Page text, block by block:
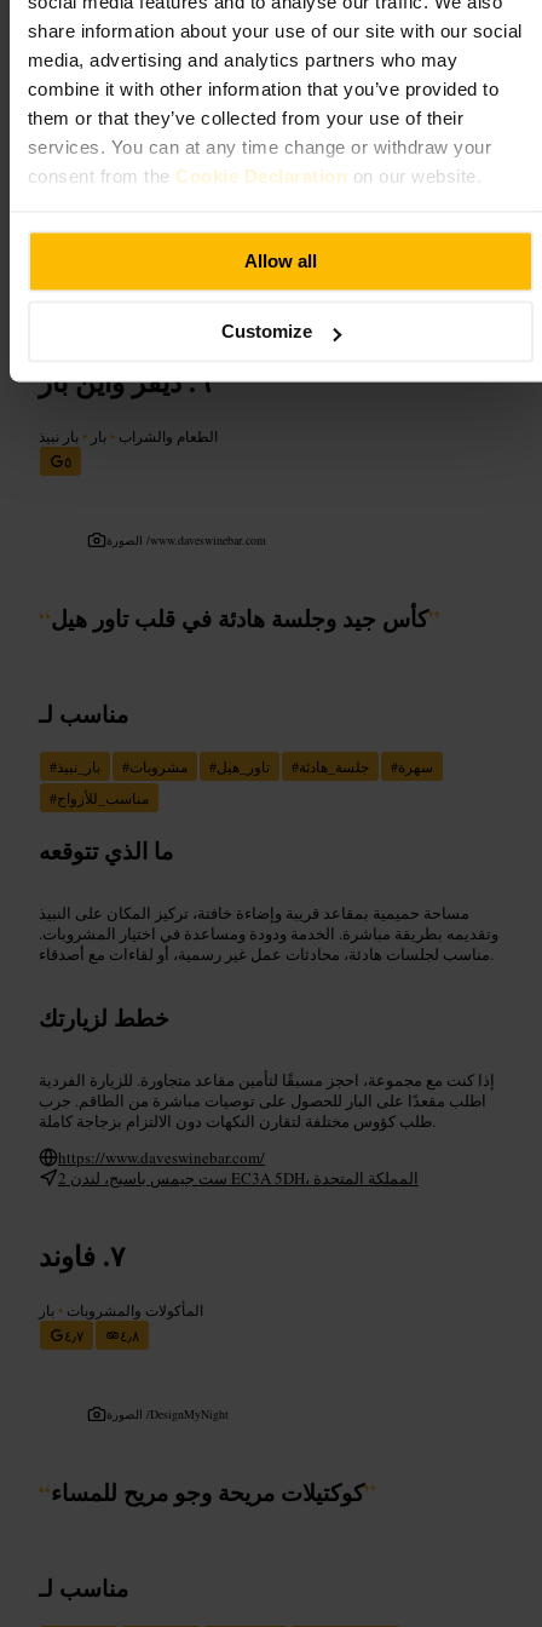
share information about your use of our site with our social
media, advertising and analytics partners who may
combine it with other information that you’ve provided to
them or that they’ve collected from your use of their
services. You can at any time change or withdraw your
consent from the Cookie Declaration on our website.
Allow all
Customize
التجربة جديدة. الخدمة ودية وغير متطفلة، والمكان صغير لذا المقاعد
محدودة وتتنوع بين طاولات معزولة ومقاعد عند البار.
خطط لزيارتك
احجز طاولة إذا كنت تخطط للذهاب في وقت متأخر أو خلال عطلة نهاية
الأسبوع، الوصول المبكر يسهل الحصول على منطقة مريحة. اعتبره
ديفز واين بار
الطعام والشراب • بار • بار نبيذ
٥
الصورة /www.daveswinebar.com
“كأس جيد وجلسة هادئة في قلب تاور هيل”
مناسب لـ
#بار_نبيذ #مشروبات #تاور_هيل #جلسة_هادئة #سهرة
#مناسب_للأزواج
ما الذي تتوقعه
مساحة حميمية بمقاعد قريبة وإضاءة خافتة، تركيز المكان على النبيذ
وتقديمه بطريقة مباشرة. الخدمة ودودة ومساعدة في اختيار المشروبات.
مناسب لجلسات هادئة، محادثات عمل غير رسمية، أو لقاءات مع أصدقاء.
خطط لزيارتك
إذا كنت مع مجموعة، احجز مسبقًا لتأمين مقاعد متجاورة. للزيارة الفردية
اطلب مقعدًا على البار للحصول على توصيات مباشرة من الطاقم. جرب
طلب كؤوس مختلفة لتقارن النكهات دون الالتزام بزجاجة كاملة.
https://www.daveswinebar.com/
2 ست جيمس باسيج، لندن EC3A 5DH، المملكة المتحدة
فاوند
المأكولات والمشروبات • بار
٤٫٧
٤٫٨
الصورة /DesignMyNight
“كوكتيلات مريحة وجو مريح للمساء”
مناسب لـ